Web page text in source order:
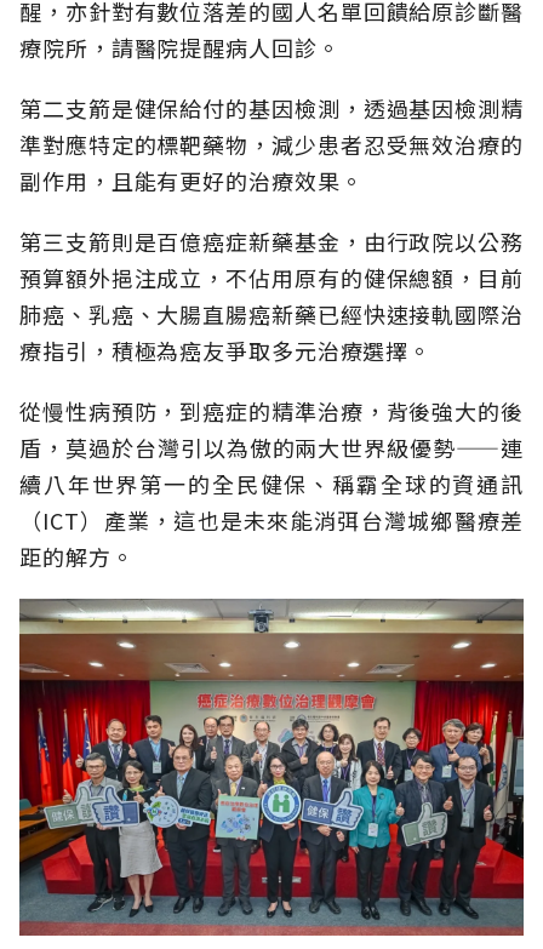
醒，亦針對有數位落差的國人名單回饋給原診斷醫
療院所，請醫院提醒病人回診。
第二支箭是健保給付的基因檢測，透過基因檢測精
準對應特定的標靶藥物，減少患者忍受無效治療的
副作用，且能有更好的治療效果。
第三支箭則是百億癌症新藥基金，由行政院以公務
預算額外挹注成立，不佔用原有的健保總額，目前
肺癌、乳癌、大腸直腸癌新藥已經快速接軌國際治
療指引，積極為癌友爭取多元治療選擇。
從慢性病預防，到癌症的精準治療，背後強大的後
盾，莫過於台灣引以為傲的兩大世界級優勢——連
續八年世界第一的全民健保、稱霸全球的資通訊
（ICT）產業，這也是未來能消弭台灣城鄉醫療差
距的解方。